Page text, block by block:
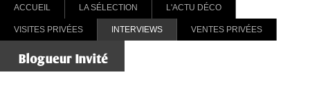
ACCUEIL LA SÉLECTION L'ACTU DÉCO
VISITES PRIVÉES INTERVIEWS VENTES PRIVÉES